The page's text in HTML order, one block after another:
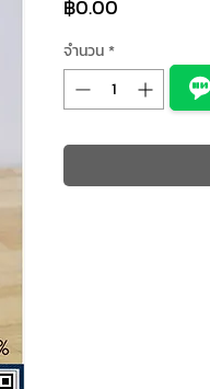
฿0.00
จำนวน*